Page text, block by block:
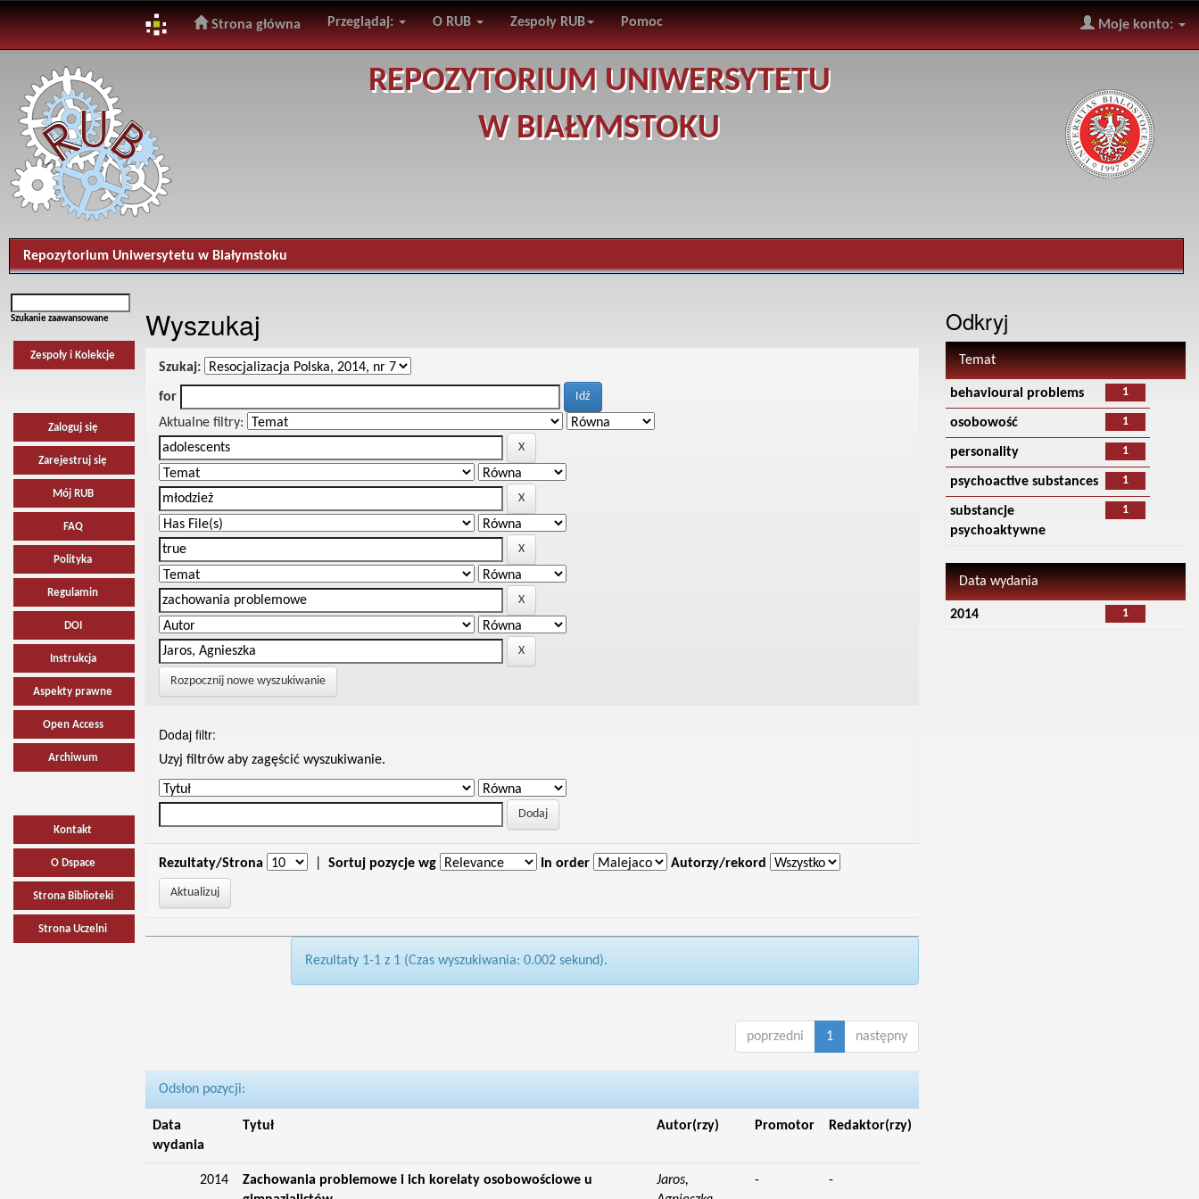
navigation
Strona główna Przeglądaj: O RUB Zespoły RUB Pomoc Moje konto:
REPOZYTORIUM UNIWERSYTETU
W BIAŁYMSTOKU
Repozytorium Uniwersytetu w Białymstoku
Szukanie zaawansowane
Zespoły i Kolekcje
Zaloguj się
Zarejestruj się
Mój RUB
FAQ
Polityka
Regulamin
DOI
Instrukcja
Aspekty prawne
Open Access
Archiwum
Kontakt
O Dspace
Strona Biblioteki
Strona Uczelni
Wyszukaj
Szukaj:
for
Aktualne filtry:
Rozpocznij nowe wyszukiwanie
Dodaj filtr:
Uzyj filtrów aby zagęścić wyszukiwanie.
Rezultaty/Strona Sortuj pozycje wg In order Autorzy/rekord
Rezultaty 1-1 z 1 (Czas wyszukiwania: 0.002 sekund).
poprzedni 1 następny
Odsłon pozycji:
Data
wydania
Tytuł Autor(rzy) Promotor Redaktor(rzy)
2014
Zachowania problemowe i ich korelaty osobowościowe u
Jaros,
- -
Odkryj
Temat
1
behavioural problems
1
osobowość
1
personality
1
psychoactive substances
1
substancje
psychoaktywne
Data wydania
1
2014